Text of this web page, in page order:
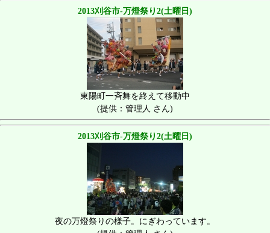
2013刈谷市-万燈祭り2(土曜日)
東陽町一斉舞を終えて移動中
(提供：管理人 さん)
2013刈谷市-万燈祭り2(土曜日)
夜の万燈祭りの様子。にぎわっています。